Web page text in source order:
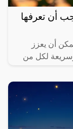
صحية يجب أن تعرفها
أن يعزز
لكل من